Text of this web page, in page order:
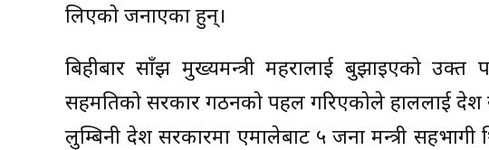
लिएको जनाएका हुन्।
बिहीबार साँझ मुख्यमन्त्री महरालाई बुझाइएको उक्त
सहमतिको सरकार गठनको पहल गरिएकोले हाललाई
लुम्बिनी प्रदेश सरकारमा एमालेबाट ५ जना मन्त्री